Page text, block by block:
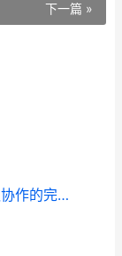
下一篇 »
# 王者荣耀李诞战队：巅峰对决与团队协作的完美结合